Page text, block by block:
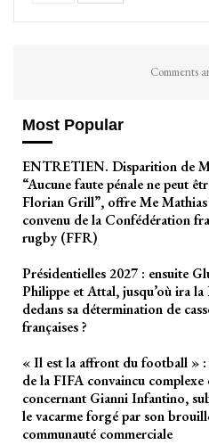
Comments
Most Popular
ENTRETIEN. Disparition de
“Aucune faute pénale ne peut
Florian Grill”, offre Me
convenu de la Confédération
rugby (FFR)
Présidentielles 2027 : ensuite
Philippe et Attal, jusqu’où ira la
dedans sa détermination de
françaises ?
« Il est la affront du football » :
de la FIFA convaincu complexe
concernant Gianni Infantino,
le vacarme forgé par son
communauté commerciale